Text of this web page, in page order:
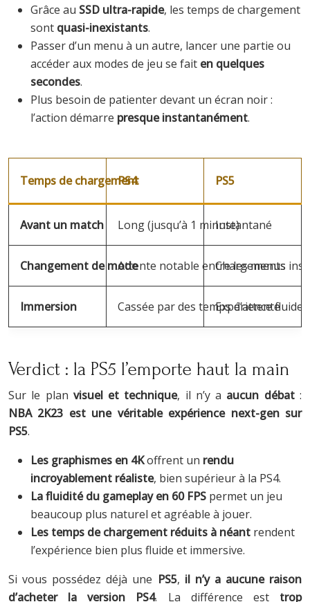
Grâce au SSD ultra-rapide, les temps de chargement
sont quasi-inexistants.
Passer d’un menu à un autre, lancer une partie ou
accéder aux modes de jeu se fait en quelques
secondes.
Plus besoin de patienter devant un écran noir :
l’action démarre presque instantanément.
Temps de chargement
PS4 PS5
Avant un match Long (jusqu’à 1 minute)Instantané
Changement de modeAttente notable entre les menus
Chargements
Immersion Cassée par des temps d’attente
Expérience fluide
Verdict : la PS5 l’emporte haut la main
Sur le plan visuel et technique, il n’y a aucun débat:
NBA 2K23 est une véritable expérience next-gen sur
PS5.
Les graphismes en 4Koffrent un rendu
incroyablement réaliste, bien supérieur à la PS4.
La fluidité du gameplay en 60 FPS permet un jeu
beaucoup plus naturel et agréable à jouer.
Les temps de chargement réduits à néant rendent
l’expérience bien plus fluide et immersive.
Si vous possédez déjà une PS5, il n’y a aucune raison
d’acheter la version PS4. La différence est trop